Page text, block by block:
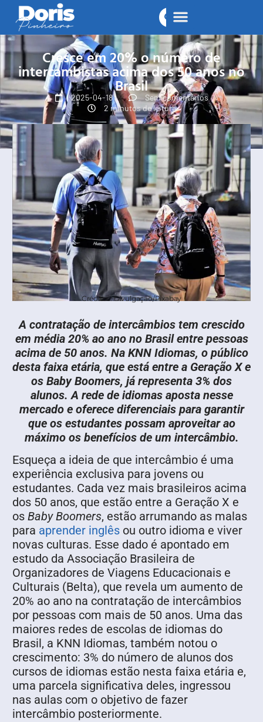
Cresce em 20% o número de
intercambistas acima dos 50 anos no
Brasil
2025-04-18
Sem comentários
2 minutos de leitura
Créditos: Divulgação/Pixabay
A contratação de intercâmbios tem crescido
em média 20% ao ano no Brasil entre pessoas
acima de 50 anos. Na KNN Idiomas, o público
desta faixa etária, que está entre a Geração X e
os Baby Boomers, já representa 3% dos
alunos. A rede de idiomas aposta nesse
mercado e oferece diferenciais para garantir
que os estudantes possam aproveitar ao
máximo os benefícios de um intercâmbio.
Esqueça a ideia de que intercâmbio é uma
experiência exclusiva para jovens ou
estudantes. Cada vez mais brasileiros acima
dos 50 anos, que estão entre a Geração X e
os Baby Boomers, estão arrumando as malas
para aprender inglês ou outro idioma e viver
novas culturas. Esse dado é apontado em
estudo da Associação Brasileira de
Organizadores de Viagens Educacionais e
Culturais (Belta), que revela um aumento de
20% ao ano na contratação de intercâmbios
por pessoas com mais de 50 anos. Uma das
maiores redes de escolas de idiomas do
Brasil, a KNN Idiomas, também notou o
crescimento: 3% do número de alunos dos
cursos de idiomas estão nesta faixa etária e,
uma parcela significativa deles, ingressou
nas aulas com o objetivo de fazer
intercâmbio posteriormente.